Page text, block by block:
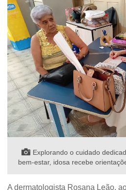
Explorando o cuidado
bem-estar, idosa recebe
A dermatologista Rosana Leão,